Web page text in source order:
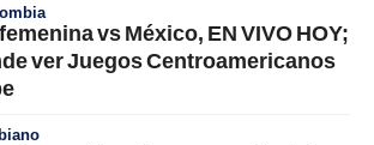
vs México, EN VIVO HOY;
ver Juegos Centroamericanos